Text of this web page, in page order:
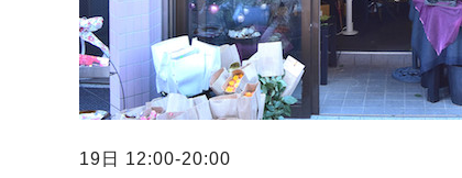
19日 12:00-20:00